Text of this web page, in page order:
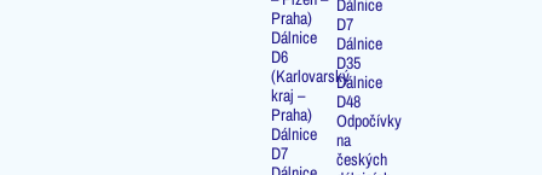
Praha)
Dálnice
D6
(Karlovarský
kraj –
Praha)
Dálnice
D7
Dálnice
D7
Dálnice
D35
Dálnice
D48
Odpočívky
na
českých